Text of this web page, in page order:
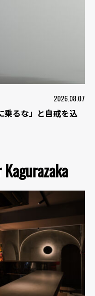
2026.08.07
乗るな」と自戒を込